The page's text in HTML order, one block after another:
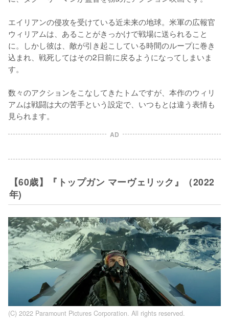
エイリアンの侵攻を受けている近未来の地球。米軍の広報官
ウィリアムは、あることがきっかけで戦場に送られること
に。しかし彼は、敵が引き起こしている時間のループに巻き
込まれ、戦死してはその2日前に戻るようになってしまいま
す。
数々のアクションをこなしてきたトムですが、本作のウィリ
アムは戦闘は大の苦手という設定で、いつもとは違う表情も
見られます。
AD
【60歳】『トップガン マーヴェリック』（2022
年)
(C) 2022 Paramount Pictures Corporation. All rights reserved.